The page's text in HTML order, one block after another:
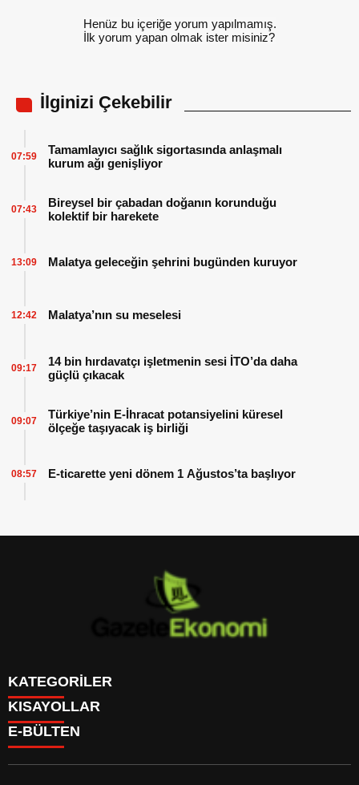
Henüz bu içeriğe yorum yapılmamış.
İlk yorum yapan olmak ister misiniz?
İlginizi Çekebilir
Tamamlayıcı sağlık sigortasında anlaşmalı
kurum ağı genişliyor
07:59
Bireysel bir çabadan doğanın korunduğu
kolektif bir harekete
07:43
Malatya geleceğin şehrini bugünden kuruyor
13:09
Malatya’nın su meselesi
12:42
14 bin hırdavatçı işletmenin sesi İTO’da daha
güçlü çıkacak
09:17
Türkiye’nin E-İhracat potansiyelini küresel
ölçeğe taşıyacak iş birliği
09:07
E-ticarette yeni dönem 1 Ağustos’ta başlıyor
08:57
KATEGORİLER
GÜNDEM
DÜNYA
SİYASET
KISAYOLLAR
BURÇLAR
E-BÜLTEN